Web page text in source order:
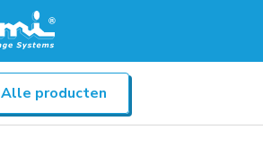
Alle producten